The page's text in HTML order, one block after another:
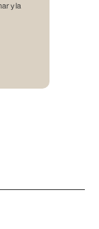
y la